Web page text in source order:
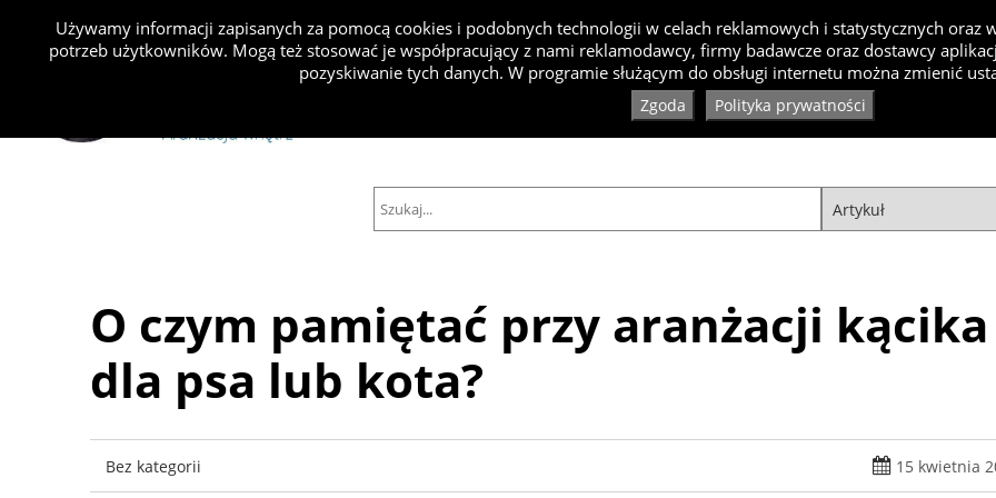
Projekty Inspiracje Artykuły Produkty Specjaliści
O czym pamiętać przy aranżacji kącika
dla psa lub kota?
Bez kategorii 15 kwietnia
Używamy informacji zapisanych za pomocą cookies i podobnych technologii w celach reklamowych i statystycznych
potrzeb użytkowników. Mogą też stosować je współpracujący z nami reklamodawcy, firmy badawcze oraz dostawcy
pozyskiwanie tych danych. W programie służącym do obsługi internetu można zmienić
Zgoda Polityka prywatności